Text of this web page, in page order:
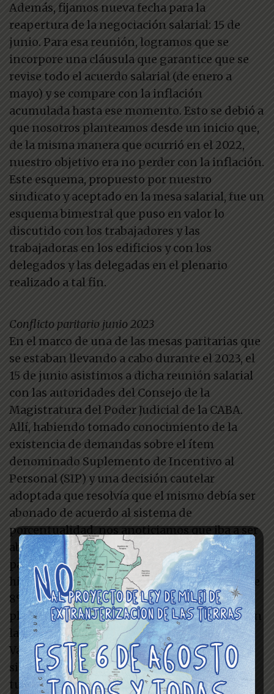
Además, fijamos nueva fecha para la
reapertura de la negociación salarial: 15 de
junio. Para esa reunión, logramos que se
incorpore una cláusula que garantice que se
revise todo el acuerdo salarial (de enero a
mayo) y se compare con la inflación
acumulada hasta ese momento. Esto se debió a
que nosotros planteamos desde un inicio que,
de la misma manera que ocurrió en el 2022,
nuestro objetivo era no perder con la inflación.
Este esquema, propuesto por nuestro
sindicato y aceptado en la mesa salarial, fue un
esquema bimestral que puso en valor lo
discutido con los trabajadores y las
trabajadoras en los edificios y con los
delegados y las delegadas en el plenario
realizado a tal fin.
Conflicto paritario junio 2023
En el marco de una de las mesas paritarias que
se estaban llevando a cabo durante el 2023, el
15 de junio asistimos a dicha reunión salarial
con las autoridades del Consejo de la
Magistratura del Poder Judicial de la CABA.
Allí, habiendo tomado conocimiento de la
existencia de demandas sobre el ítem
denominado Suplemento de Incentivo al
Personal (SIP) y una decisión cautelar
adoptada que resolvía que el mismo debía ser
abonado de acuerdo al sistema de
porcentualidad, nos anoticiamos que iba a ser
abonado usando dinero correspondiente a la
partida destinada a salario. Por ello, se nos
hizo saber que la propuesta del Consejo era de
8% a junio y 8% a julio, ya que “no había más
plata”, a raíz de que debían pagar lo dictado en
la medida cautelar.
Vale aclarar que nuestra postura al respecto
siempre fue que el mencionado suplemento
tuviera carácter remunerativo (cosa que